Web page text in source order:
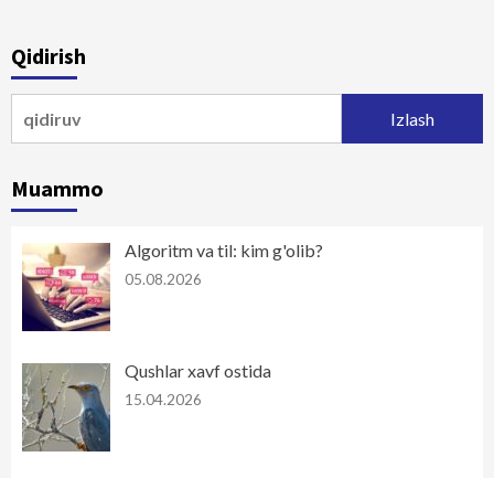
Qidirish
Muammo
Algoritm va til: kim g'olib?
05.08.2026
Qushlar xavf ostida
15.04.2026